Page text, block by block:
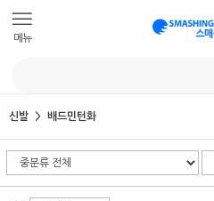
메뉴
신발 배드민턴화